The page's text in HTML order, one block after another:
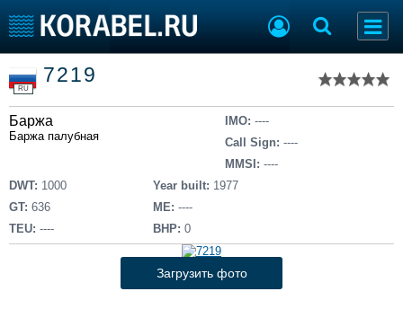
Тип судна
Добавить судно
Добавить проект
Последние 100
Пульс
Новости
Компании
Репутация
Торговая площадка
Доска объявлений
Продажа флота
Оборудование
Изделия
Материалы
Услуги
RU
7219
Баржа
Баржа палубная
IMO: ----
Call Sign: ----
MMSI: ----
DWT: 1000
GT: 636
TEU: ----
Year built: 1977
ME: ----
BHP: 0
Загрузить фото